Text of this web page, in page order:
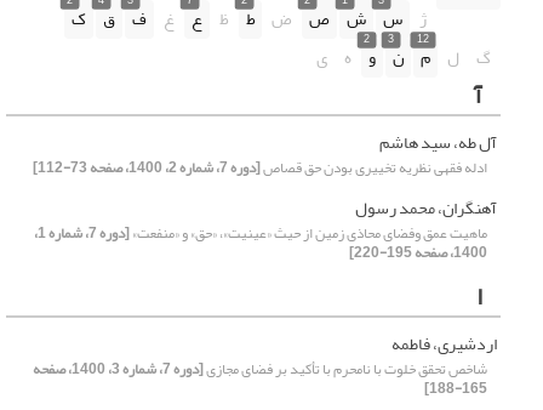
ژ س ش ص ض ط ظ ع غ ف ق ک
گ ل
12
م
3
ن
2
و ه ی
آ
آل طه، سید هاشم
ادله فقهی نظریه تخییری بودن حق قصاص[دوره 7، شماره 2، 1400، صفحه 73-112]
آهنگران، محمد رسول
ماهیت عمق وفضای محاذی زمین از حیث «عینیت»، «حق» و «منفعت» [دوره 7، شماره 1،
1400، صفحه 195-220]
ا
اردشیری، فاطمه
شاخص تحقق خلوت با نامحرم با تأکید بر فضای مجازی [دوره 7، شماره 3، 1400، صفحه
165-188]